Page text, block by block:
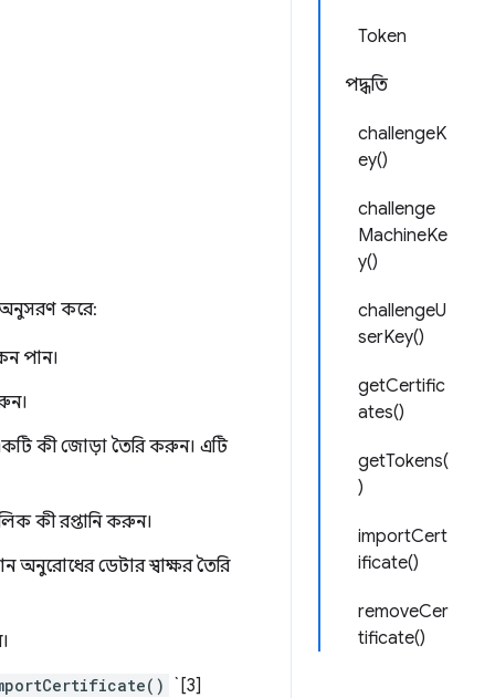
Token
পদ্ধতি
challengeK
ey()
challenge
MachineKe
y()
challengeU
serKey()
getCertific
ates()
getTokens(
)
importCert
ificate()
removeCer
tificate()
অনুসরণ করে:
পান।
কী জোড়া তৈরি করুন। এটি
কী রপ্তানি করুন।
অনুরোধের ডেটার স্বাক্ষর তৈরি
`[3]